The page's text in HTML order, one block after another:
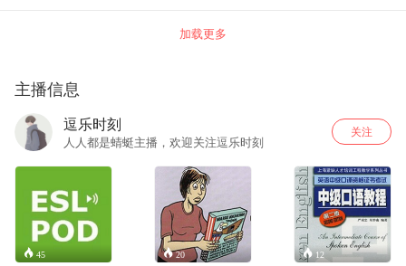
加载更多
主播信息
逗乐时刻
人人都是蜻蜓主播，欢迎关注逗乐时刻
关注
45 20 12